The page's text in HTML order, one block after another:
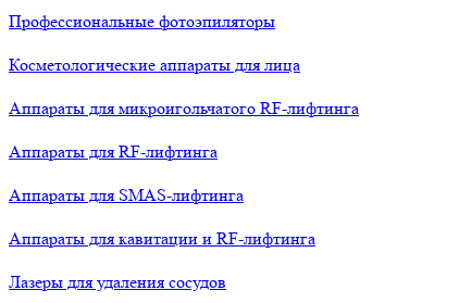
Профессиональные фотоэпиляторы
Косметологические аппараты для лица
Аппараты для микроигольчатого RF-лифтинга
Аппараты для RF-лифтинга
Аппараты для SMAS-лифтинга
Аппараты для кавитации и RF-лифтинга
Лазеры для удаления сосудов